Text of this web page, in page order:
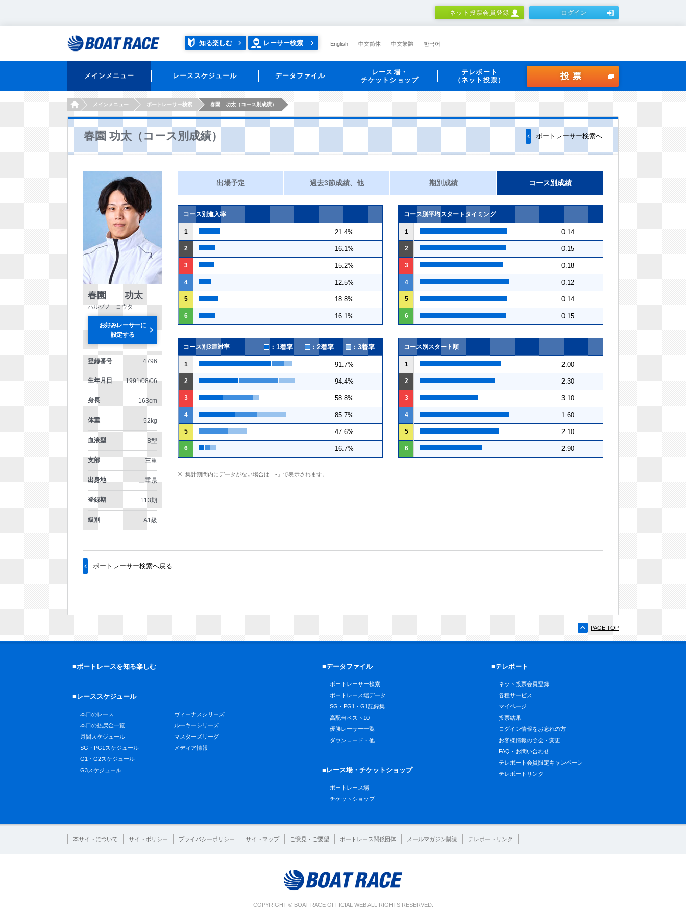
ネット投票会員登録 ログイン
知る楽しむ レーサー検索 English 中文简体 中文繁體 한국어
メインメニュー レーススケジュール データファイル
レース場・
チケットショップ
テレボート
（ネット投票）
投票
HOMEメインメニュー ボートレーサー検索 春園 功太（コース別成績）
春園 功太（コース別成績） ボートレーサー検索へ
春園 功太
ハルゾノ コウタ
お好みレーサーに
設定する
登録番号 4796
生年月日 1991/08/06
身長 163cm
体重 52kg
血液型 B型
支部 三重
出身地 三重県
登録期 113期
級別 A1級
出場予定 過去3節成績、他 期別成績 コース別成績
コース別進入率
1 21.4%
2 16.1%
3 15.2%
4 12.5%
5 18.8%
6 16.1%
コース別3連対率 ：1着率 ：2着率 ：3着率
1 91.7%
2 94.4%
3 58.8%
4 85.7%
5 47.6%
6 16.7%
コース別平均スタートタイミング
1 0.14
2 0.15
3 0.18
4 0.12
5 0.14
6 0.15
コース別スタート順
1 2.00
2 2.30
3 3.10
4 1.60
5 2.10
6 2.90
集計期間内にデータがない場合は「-」で表示されます。
ボートレーサー検索へ戻る
PAGE TOP
■ボートレースを知る楽しむ
■レーススケジュール
本日のレース
本日の払戻金一覧
月間スケジュール
SG・PG1スケジュール
G1・G2スケジュール
G3スケジュール
ヴィーナスシリーズ
ルーキーシリーズ
マスターズリーグ
メディア情報
■データファイル
ボートレーサー検索
ボートレース場データ
SG・PG1・G1記録集
高配当ベスト10
優勝レーサー一覧
ダウンロード・他
■レース場・チケットショップ
ボートレース場
チケットショップ
■テレボート
ネット投票会員登録
各種サービス
マイページ
投票結果
ログイン情報をお忘れの方
お客様情報の照会・変更
FAQ・お問い合わせ
テレボート会員限定キャンペーン
テレボートリンク
本サイトについて サイトポリシー プライバシーポリシー サイトマップ ご意見・ご要望 ボートレース関係団体 メールマガジン購読 テレボートリンク
COPYRIGHT © BOAT RACE OFFICIAL WEB ALL RIGHTS RESERVED.